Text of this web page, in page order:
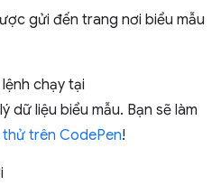
gửi đến trang nơi biểu mẫu
chạy tại
dữ liệu biểu mẫu. Bạn sẽ làm
thử trên CodePen!